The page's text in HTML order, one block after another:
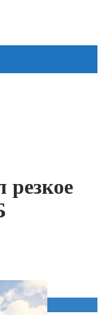
резкое